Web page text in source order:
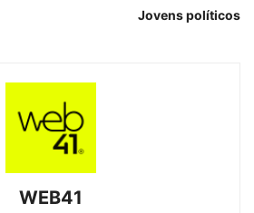
Jovens políticos
WEB41